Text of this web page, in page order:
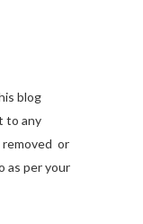
blog
to any
removed or
as per your